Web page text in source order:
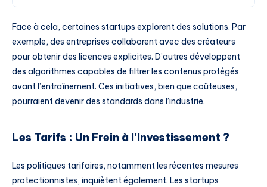
Face à cela, certaines startups explorent des solutions. Par
exemple, des entreprises collaborent avec des créateurs
pour obtenir des licences explicites. D’autres développent
des algorithmes capables de filtrer les contenus protégés
avant l’entraînement. Ces initiatives, bien que coûteuses,
pourraient devenir des standards dans l’industrie.
Les Tarifs : Un Frein à l’Investissement ?
Les politiques tarifaires, notamment les récentes mesures
protectionnistes, inquiètent également. Les startups